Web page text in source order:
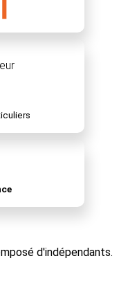
d'indépendants.